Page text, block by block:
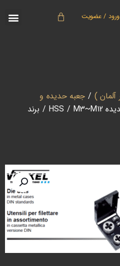
ورود / عضویت
/ جعبه حدیده و
/ جعبه حدیده HSS / M3~M12 / برند